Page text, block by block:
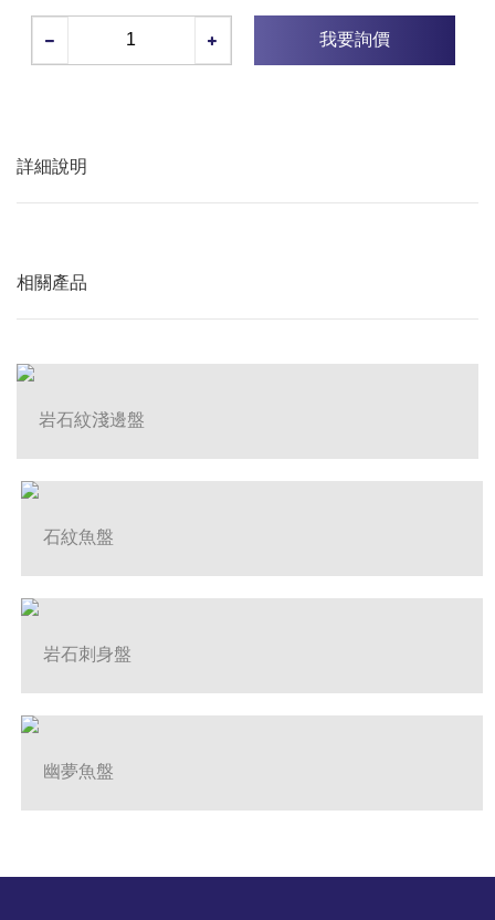
我要詢價
詳細說明
相關產品
岩石紋淺邊盤
石紋魚盤
岩石刺身盤
幽夢魚盤